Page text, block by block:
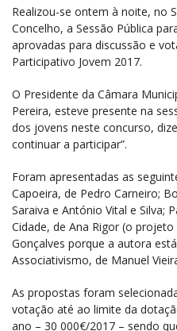
Realizou-se ontem à noite, no
Concelho, a Sessão Pública
aprovadas para discussão e
Participativo Jovem 2017.
O Presidente da Câmara
Pereira, esteve presente na
dos jovens neste concurso,
continuar a participar”.
Foram apresentadas as
Capoeira, de Pedro Carneiro;
Saraiva e António Vital e Silva;
Cidade, de Ana Rigor (o
Gonçalves porque a autora
Associativismo, de Manuel
As propostas foram
votação até ao limite da
ano – 30 000€/2017 – sendo